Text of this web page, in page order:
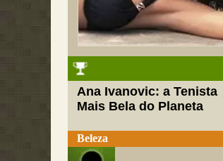
Ana Ivanovic: a Tenista
Mais Bela do Planeta
Beleza